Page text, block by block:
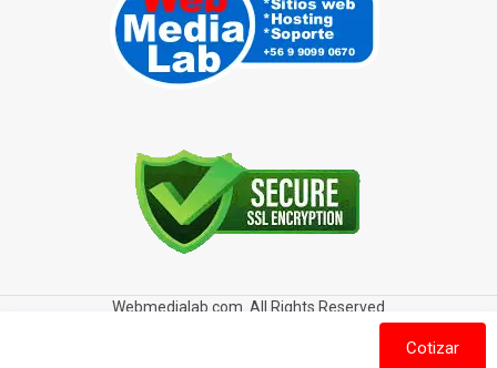
Webmedialab.com. All Rights Reserved
Política de privacidad
Política de Cookies
Cotizar